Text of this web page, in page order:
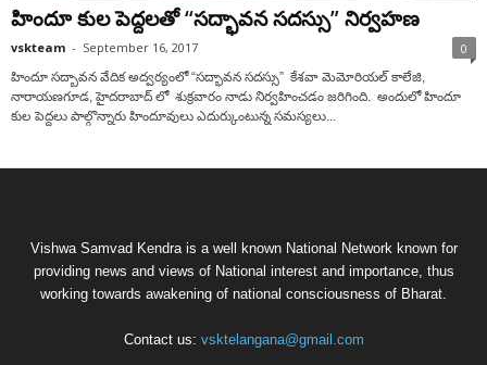
హిందూ కుల పెద్దలతో “సద్భావన సదస్సు” నిర్వహణ
vskteam - September 16, 2017 0
హిందూ సద్బావన వేదిక అద్వర్యంలో “సద్భావన సదస్సు” కేశవా మెమోరియల్ కాలేజి,
నారాయణగూడ, హైదరాబాద్ లో శుక్రవారం నాడు నిర్వహించడం జరిగింది. అందులో హిందూ
కుల పెద్దలు పాల్గొన్నారు హిందూవులు ఎదుర్కుంటున్న సమస్యలు...
Vishwa Samvad Kendra is a well known National Network known for
providing news and views of National interest and importance, thus
working towards awakening of national consciousness of Bharat.
Contact us: vsktelangana@gmail.com